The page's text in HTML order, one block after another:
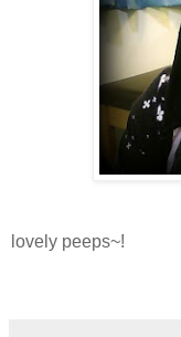
Thank
lovely peeps~!
As-